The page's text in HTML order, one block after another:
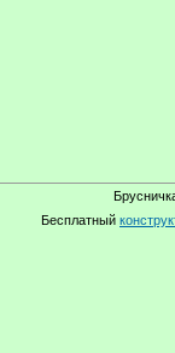
Бесплатный